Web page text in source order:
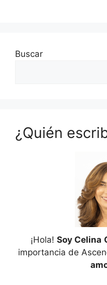
Buscar
¿Quién
¡Hola! Soy Celina
importancia de